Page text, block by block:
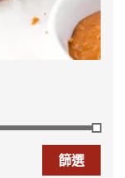
篩選